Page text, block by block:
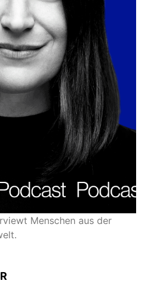
Menschen aus der